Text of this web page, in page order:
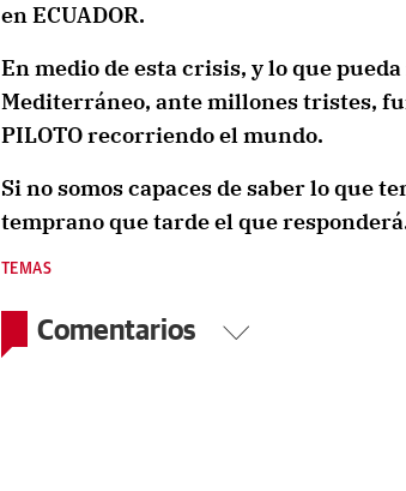
en ECUADOR.
En medio de esta crisis, y lo que
Mediterráneo, ante millones tristes,
PILOTO recorriendo el mundo.
Si no somos capaces de saber lo que
temprano que tarde el que
TEMAS
Comentarios